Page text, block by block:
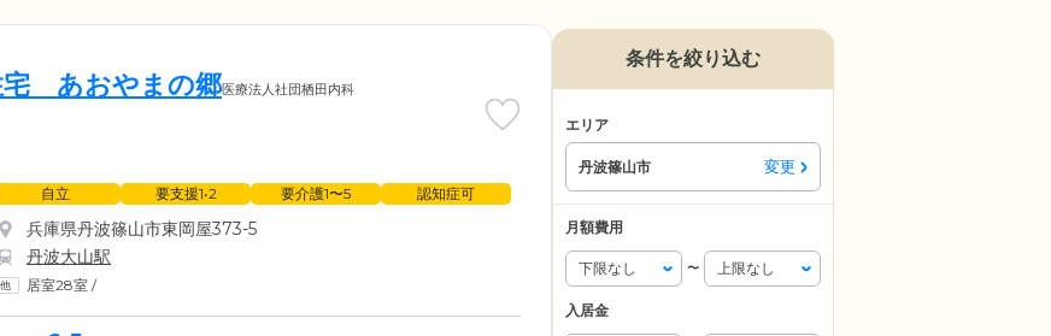
宅 あおやまの郷医療法人社団栖田内科
自立 要支援1•2 要介護1〜5 認知症可
兵庫県丹波篠山市東岡屋373-5
丹波大山駅
居室28室 /
条件を絞り込む
エリア
丹波篠山市 変更
月額費用
〜
入居金